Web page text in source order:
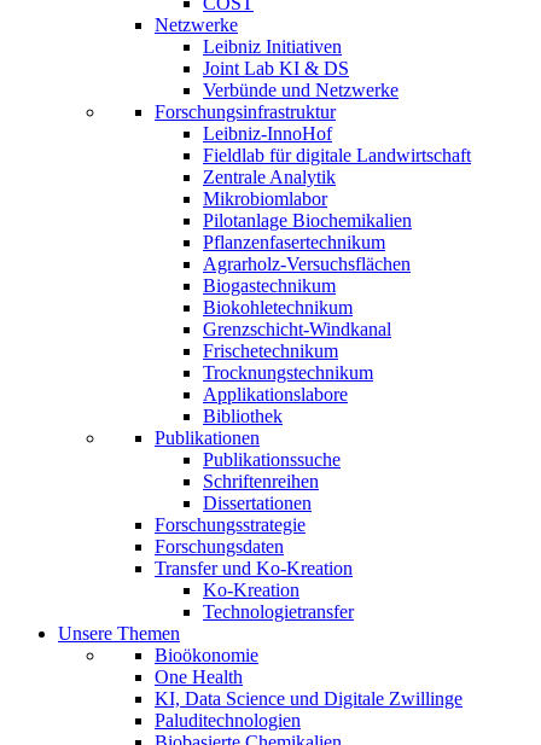
Netzwerke
Leibniz Initiativen
Joint Lab KI & DS
Verbünde und Netzwerke
Forschungsinfrastruktur
Leibniz-InnoHof
Fieldlab für digitale Landwirtschaft
Zentrale Analytik
Mikrobiomlabor
Pilotanlage Biochemikalien
Pflanzenfasertechnikum
Agrarholz-Versuchsflächen
Biogastechnikum
Biokohletechnikum
Grenzschicht-Windkanal
Frischetechnikum
Trocknungstechnikum
Applikationslabore
Bibliothek
Publikationen
Publikationssuche
Schriftenreihen
Dissertationen
Forschungsstrategie
Forschungsdaten
Transfer und Ko-Kreation
Ko-Kreation
Technologietransfer
Unsere Themen
Bioökonomie
One Health
KI, Data Science und Digitale Zwillinge
Paluditechnologien